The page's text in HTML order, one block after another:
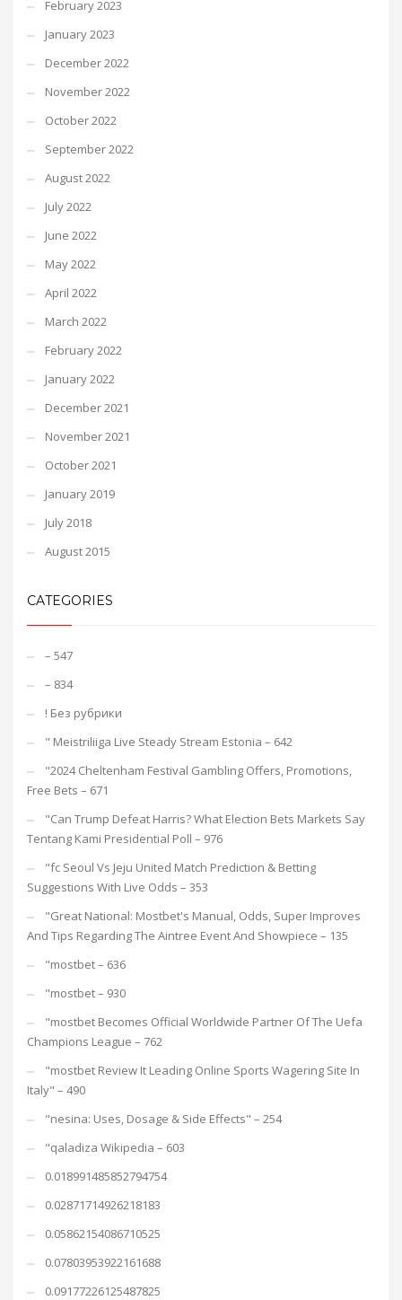
February 2023
January 2023
December 2022
November 2022
October 2022
September 2022
August 2022
July 2022
June 2022
May 2022
April 2022
March 2022
February 2022
January 2022
December 2021
November 2021
October 2021
January 2019
July 2018
August 2015
CATEGORIES
– 547
– 834
! Без рубрики
"️ Meistriliiga Live Steady Stream Estonia – 642
"2024 Cheltenham Festival Gambling Offers, Promotions,
Free Bets – 671
"Can Trump Defeat Harris? What Election Bets Markets Say
Tentang Kami Presidential Poll – 976
"fc Seoul Vs Jeju United Match Prediction & Betting
Suggestions With Live Odds – 353
"Great National: Mostbet's Manual, Odds, Super Improves
And Tips Regarding The Aintree Event And Showpiece – 135
"mostbet – 636
"mostbet – 930
"mostbet Becomes Official Worldwide Partner Of The Uefa
Champions League – 762
"mostbet Review It Leading Online Sports Wagering Site In
Italy" – 490
"nesina: Uses, Dosage & Side Effects" – 254
"qaladiza Wikipedia – 603
0.018991485852794754
0.02871714926218183
0.05862154086710525
0.07803953922161688
0.09177226125487825